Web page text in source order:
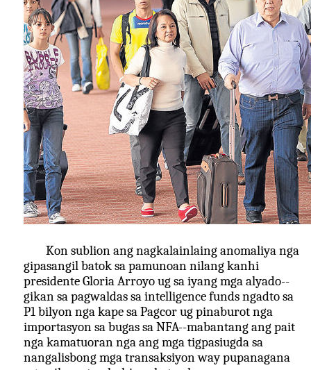
Kon sublion ang nagkalainlaing anomaliya nga
gipasangil batok sa pamunoan nilang kanhi
presidente Gloria Arroyo ug sa iyang mga alyado--
gikan sa pagwaldas sa intelligence funds ngadto sa
P1 bilyon nga kape sa Pagcor ug pinaburot nga
importasyon sa bugas sa NFA--mabantang ang pait
nga kamatuoran nga ang mga tigpasiugda sa
nangalisbong mga transaksiyon way pupanagana